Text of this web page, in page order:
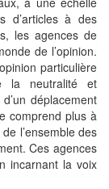
d’articles à des
les agences de
de l’opinion.
particulière
la neutralité et
déplacement
comprend plus à
l’ensemble des
Ces agences
incarnant la voix